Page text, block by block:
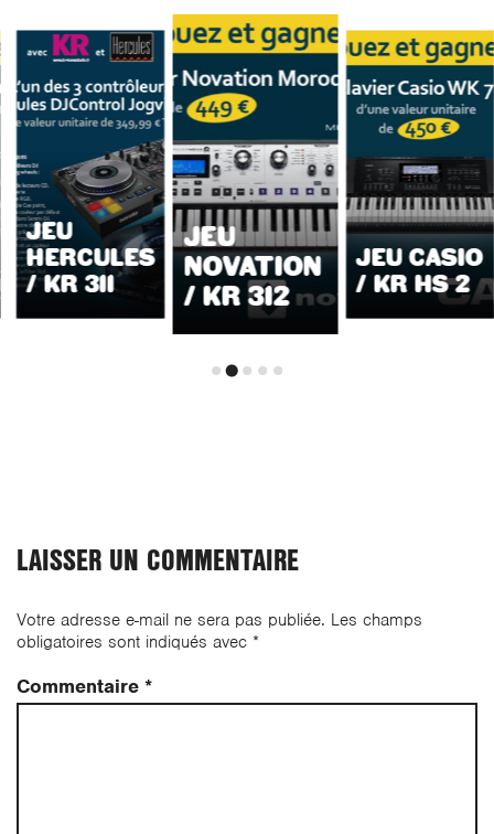
JEU
HERCULES
/ KR 311
JEU
NOVATION
/ KR 312
JEU CASIO
/ KR HS 2
LAISSER UN COMMENTAIRE
Votre adresse e-mail ne sera pas publiée. Les champs
obligatoires sont indiqués avec *
Commentaire *